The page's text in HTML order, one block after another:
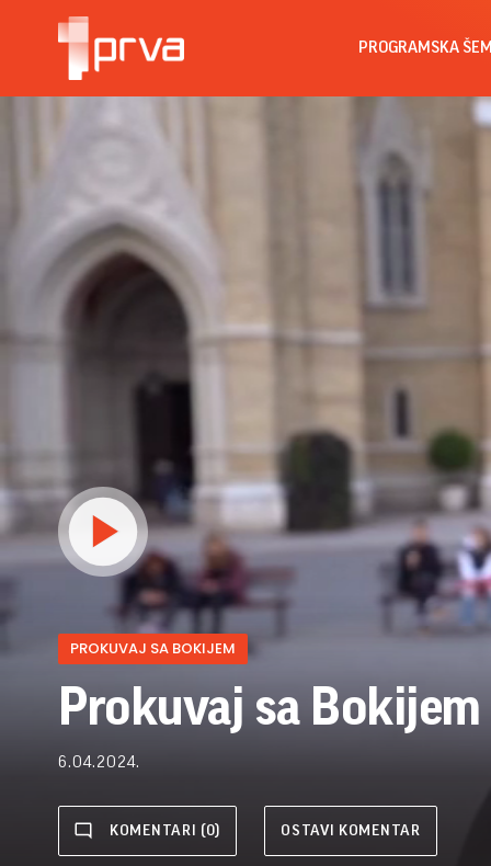
PROGRAMSKA
PROKUVAJ SA BOKIJEM
Prokuvaj sa Bokijem
6.04.2024.
KOMENTARI (0) OSTAVI KOMENTAR